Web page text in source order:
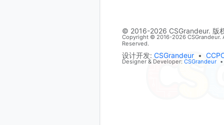
© 2016-2026 CSGrandeur. 版
Copyright © 2016-2026 CSGrandeur.
Reserved.
设计开发: CSGrandeur •
Designer & Developer: CSGrandeur •